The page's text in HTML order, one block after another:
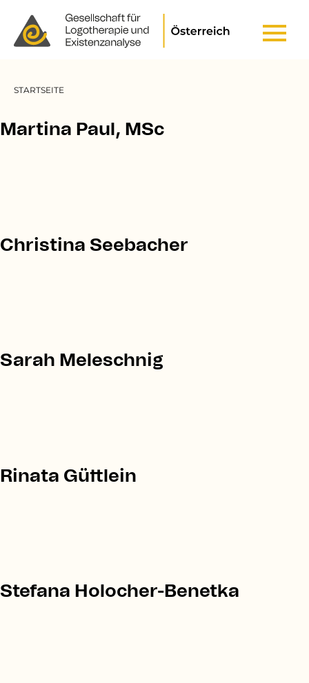
STARTSEITE
Martina Paul, MSc
Christina Seebacher
Sarah Meleschnig
Rinata Güttlein
Stefana Holocher-Benetka